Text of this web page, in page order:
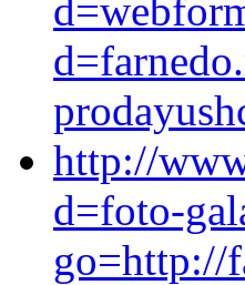
http://
d=foto-
go=http://